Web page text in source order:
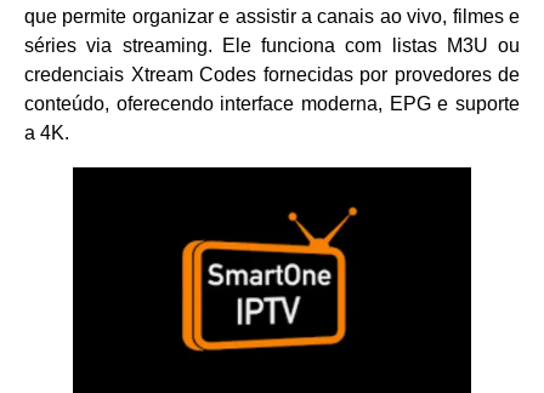
que permite organizar e assistir a canais ao vivo, filmes e
séries via streaming. Ele funciona com listas M3U ou
credenciais Xtream Codes fornecidas por provedores de
conteúdo, oferecendo interface moderna, EPG e suporte
a 4K.